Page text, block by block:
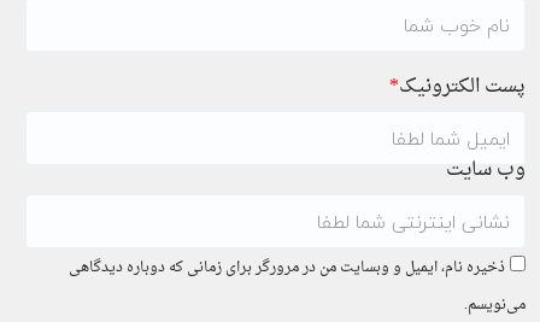
پست الکترونیک*
وب سایت
ذخیره نام، ایمیل و وبسایت من در مرورگر برای زمانی که دوباره دیدگاهی
می‌نویسم.